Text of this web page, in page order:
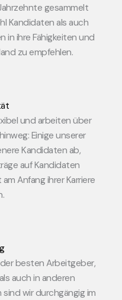
gesammelt
Kandidaten als auch
in ihre Fähigkeiten und
zu empfehlen.
und arbeiten über
Einige unserer
Kandidaten ab,
auf Kandidaten
Anfang ihrer Karriere
besten Arbeitgeber,
auch in anderen
wir durchgängig im